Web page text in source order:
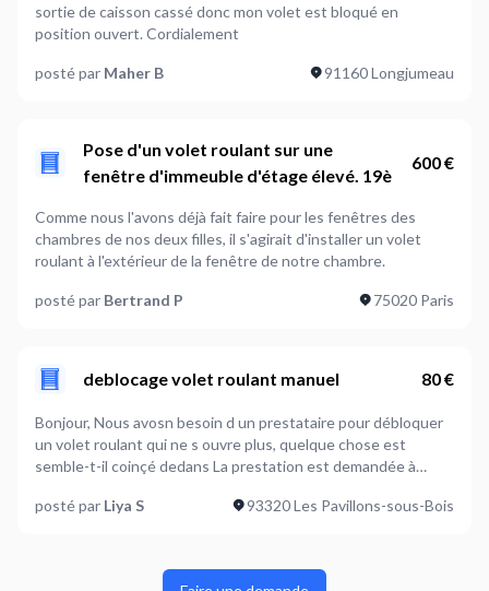
sortie de caisson cassé donc mon volet est bloqué en
position ouvert. Cordialement
posté par Maher B 91160 Longjumeau
Pose d'un volet roulant sur une
fenêtre d'immeuble d'étage élevé. 19è
600 €
Comme nous l'avons déjà fait faire pour les fenêtres des
chambres de nos deux filles, il s'agirait d'installer un volet
roulant à l'extérieur de la fenêtre de notre chambre.
posté par Bertrand P 75020 Paris
deblocage volet roulant manuel 80 €
Bonjour, Nous avosn besoin d un prestataire pour débloquer
un volet roulant qui ne s ouvre plus, quelque chose est
semble-t-il coinçé dedans La prestation est demandée à
posté par Liya S 93320 Les Pavillons-sous-Bois